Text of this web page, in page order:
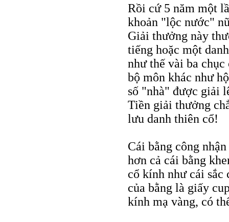
Rồi cứ 5 năm một
khoản "lộc nước"
Giải thưởng này
tiếng hoặc một
như thế vài ba
bộ môn khác như
số "nhà" được giải
Tiền giải thưởng
lưu danh thiên cổ!
Cái bằng công
hơn cả cái bằng
cổ kính như cái
của bằng là giấy
kính mạ vàng, có